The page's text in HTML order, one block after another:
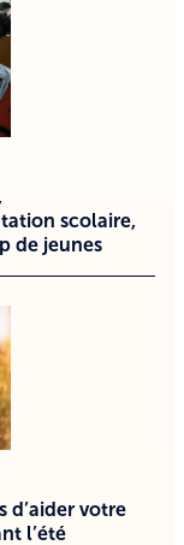
scolaire,
de jeunes
d’aider votre
l’été